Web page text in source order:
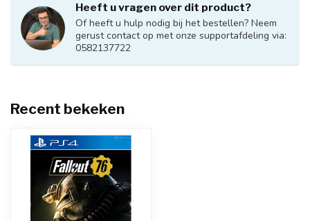
Heeft u vragen over dit product?
Of heeft u hulp nodig bij het bestellen? Neem
gerust contact op met onze supportafdeling via:
0582137722
Recent bekeken